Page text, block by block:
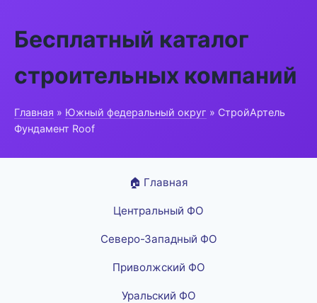
Бесплатный каталог
строительных компаний
Главная » Южный федеральный округ » СтройАртель
Фундамент Roof
🏠 Главная
Центральный ФО
Северо-Западный ФО
Приволжский ФО
Уральский ФО